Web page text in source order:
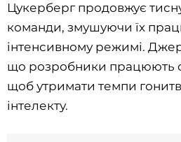
Цукерберг продовжує
команди, змушуючи їх
інтенсивному режимі.
що розробники працюють
щоб утримати темпи
інтелекту.